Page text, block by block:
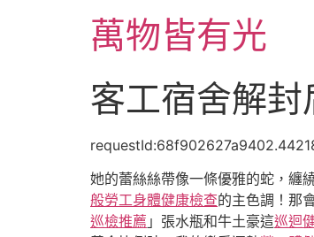
萬物皆有光
客工宿舍解
她的蕾絲絲帶像一條優雅的蛇，纏
般勞工身體健康檢查的主色調！那
巡檢推薦 」張水瓶和牛土豪這巡迴